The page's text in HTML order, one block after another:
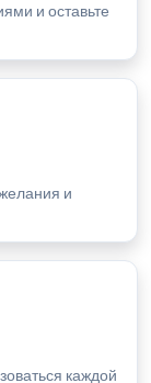
и оставьте
и
каждой